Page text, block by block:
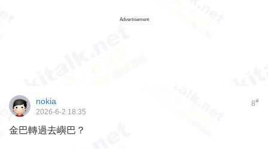
Advertisement
8#
nokia
2026-6-2 18:35
金巴轉過去嶼巴？